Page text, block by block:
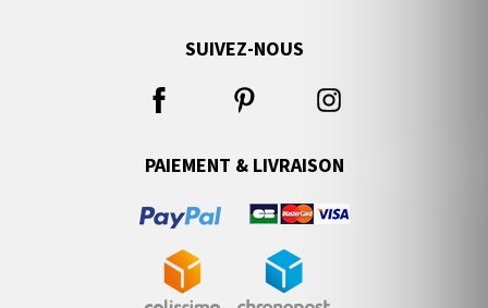
SUIVEZ-NOUS
PAIEMENT & LIVRAISON